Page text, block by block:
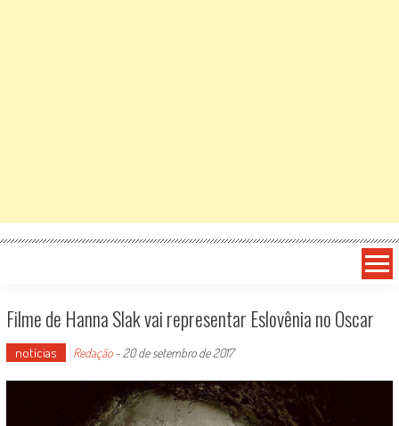
Filme de Hanna Slak vai representar Eslovênia no Oscar
notícias Redação- 20 de setembro de 2017